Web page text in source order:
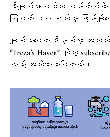
သီချင်းနာမည်က မုန်တိုင်းထဲက
ဩဂုတ် ၁၀ ရက်မှာ ဖြန့်ချိပေ
ချစ်သုဝေက ဒီနှစ်မှာ အသက်
“Treza’s Haven” ဆိုတဲ့
လည်း အသိပေးထားပါတယ်။